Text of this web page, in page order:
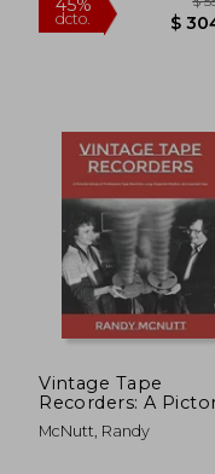
45%
Vintage Tape
Recorders: A
History of
Professional Tape
McNutt, Randy